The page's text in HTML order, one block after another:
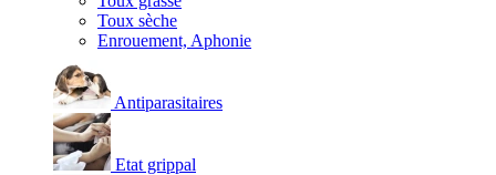
Toux sèche
Enrouement, Aphonie
Antiparasitaires
Etat grippal